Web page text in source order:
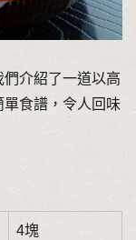
們介紹了一道以高
食譜，令人回味
4塊